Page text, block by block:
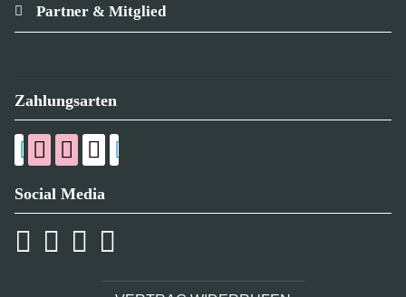
Partner & Mitglied
Zahlungsarten
Social Media